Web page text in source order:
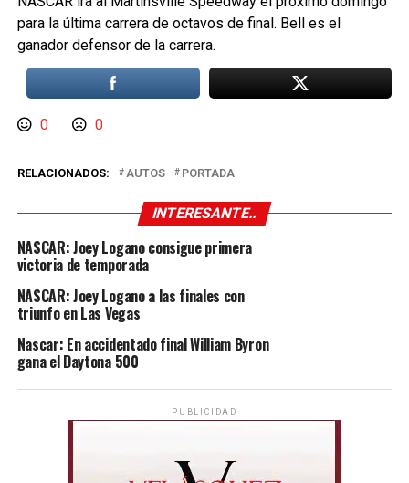
para la última carrera de octavos de final. Bell es el
ganador defensor de la carrera.
0 0
RELACIONADOS: AUTOS PORTADA
INTERESANTE..
NASCAR: Joey Logano consigue primera
victoria de temporada
NASCAR: Joey Logano a las finales con
triunfo en Las Vegas
Nascar: En accidentado final William Byron
gana el Daytona 500
PUBLICIDAD